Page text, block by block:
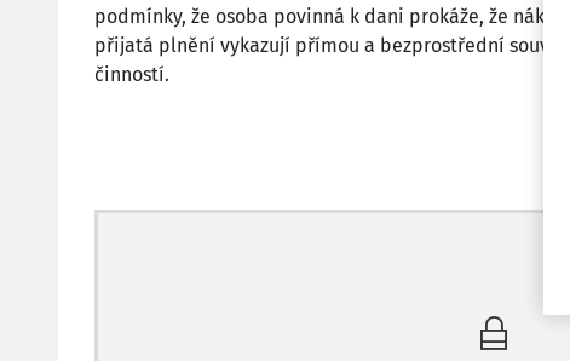
podmínky, že osoba povinná k dani prokáže, že
přijatá plnění vykazují přímou a bezprostřední
činností.